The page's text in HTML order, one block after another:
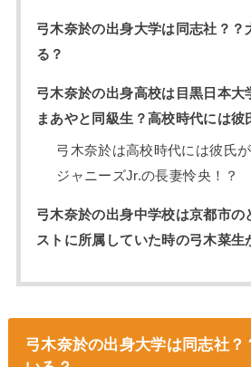
弓木奈於の出身大学は同志社？？
る？
弓木奈於の出身高校は目黒日本大
まあやと同級生？高校時代には彼
弓木奈於は高校時代には彼氏
ジャニーズJr.の長妻怜央！？
弓木奈於の出身中学校は京都市の
ストに所属していた時の弓木菜生
弓木奈於の出身大学は同志社？